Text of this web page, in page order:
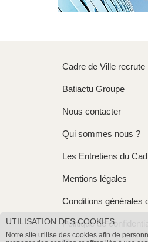
Cadre de Ville recrute
Batiactu Groupe
Nous contacter
Qui sommes nous ?
Les Entretiens du
Mentions légales
Conditions générales
Politique de
UTILISATION DES COOKIES
Notre site utilise des cookies afin de